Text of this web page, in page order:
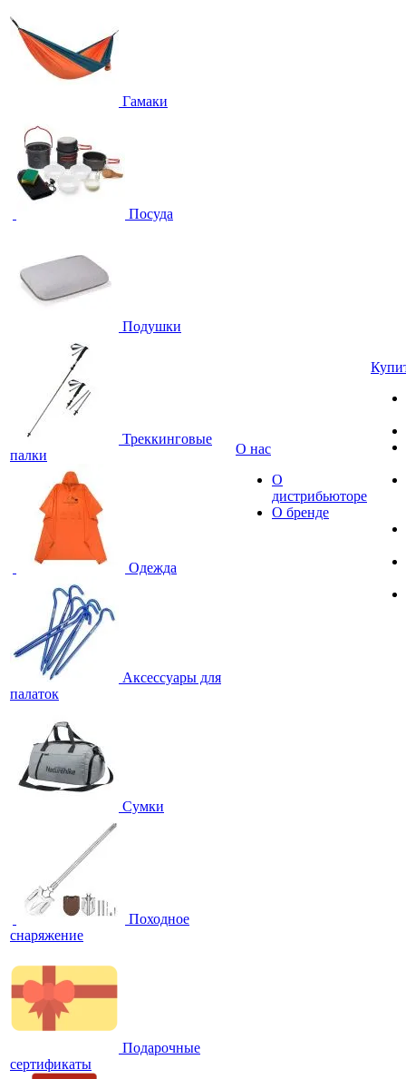
Гамаки
Посуда
Подушки
Треккинговые
палки
Одежда
Аксессуары для
палаток
Сумки
Походное
снаряжение
Подарочные
сертификаты
О нас
О
дистрибьюторе
О бренде